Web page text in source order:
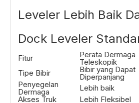
Leveler Lebih Baik
Dock Leveler
Fitur Perata Dermaga
Teleskopik
Tipe Bibir
Bibir yang Dapat
Diperpanjang
Penyegelan
Dermaga Lebih baik
Akses Truk
Lebih Fleksibel